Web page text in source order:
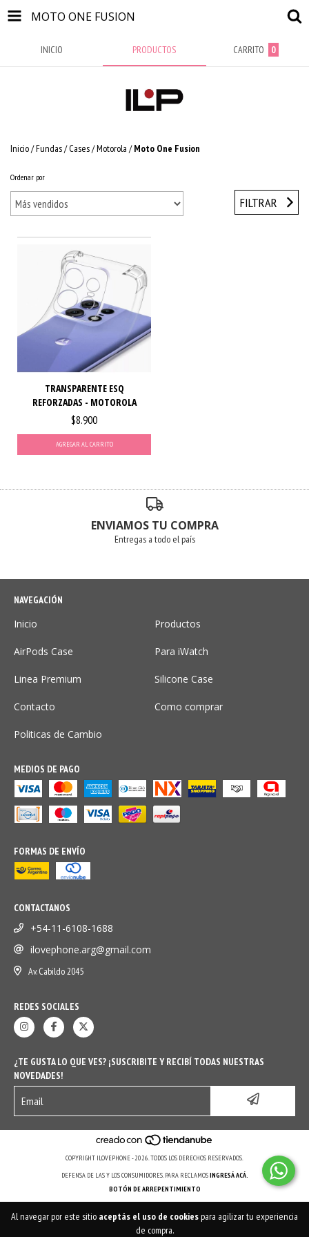
MOTO ONE FUSION
INICIO PRODUCTOS CARRITO 0
Al navegar por este sitio aceptás el uso de cookiespara agilizar tu experiencia
de compra.
Inicio/Fundas / Cases/Motorola / Moto One Fusion
Ordenar por
FILTRAR
TRANSPARENTE ESQ
REFORZADAS - MOTOROLA
$8.900
AGREGAR AL CARRITO
ENVIAMOS TU COMPRA
Entregas a todo el país
NAVEGACIÓN
Inicio Productos
AirPods Case Para iWatch
Linea Premium Silicone Case
Contacto Como comprar
Politicas de Cambio
MEDIOS DE PAGO
FORMAS DE ENVÍO
CONTACTANOS
+54-11-6108-1688
ilovephone.arg@gmail.com
Av. Cabildo 2045
REDES SOCIALES
¿TE GUSTA LO QUE VES? ¡SUSCRIBITE Y RECIBÍ TODAS NUESTRAS
NOVEDADES!
COPYRIGHT ILOVEPHONE - 2026. TODOS LOS DERECHOS RESERVADOS.
DEFENSA DE LAS Y LOS CONSUMIDORES. PARA RECLAMOSINGRESÁ ACÁ.
BOTÓN DE ARREPENTIMIENTO